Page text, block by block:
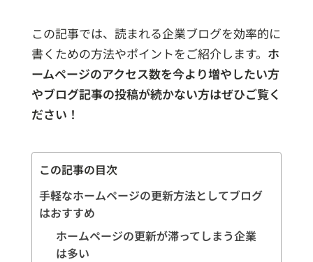
この記事では、読まれる企業ブログを効率的に
書くための方法やポイントをご紹介します。 ホ
ームページのアクセス数を今より増やしたい方
やブログ記事の投稿が続かない方はぜひご覧く
ださい！
この記事の目次
手軽なホームページの更新方法としてブログ
はおすすめ
ホームページの更新が滞ってしまう企業
は多い